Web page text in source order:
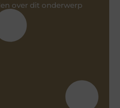
over dit onderwerp